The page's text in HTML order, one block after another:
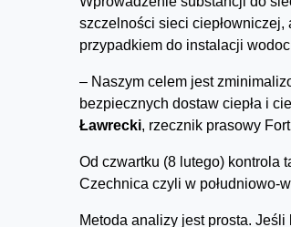
szczelności sieci ciepłowniczej,
przypadkiem do instalacji
– Naszym celem jest
bezpiecznych dostaw ciepła i
Ławrecki, rzecznik prasowy
Od czwartku (8 lutego) kontrola
Czechnica czyli w południowo-
Metoda analizy jest prosta.